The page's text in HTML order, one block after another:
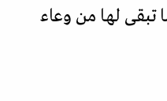
تبقى لها من وعاء